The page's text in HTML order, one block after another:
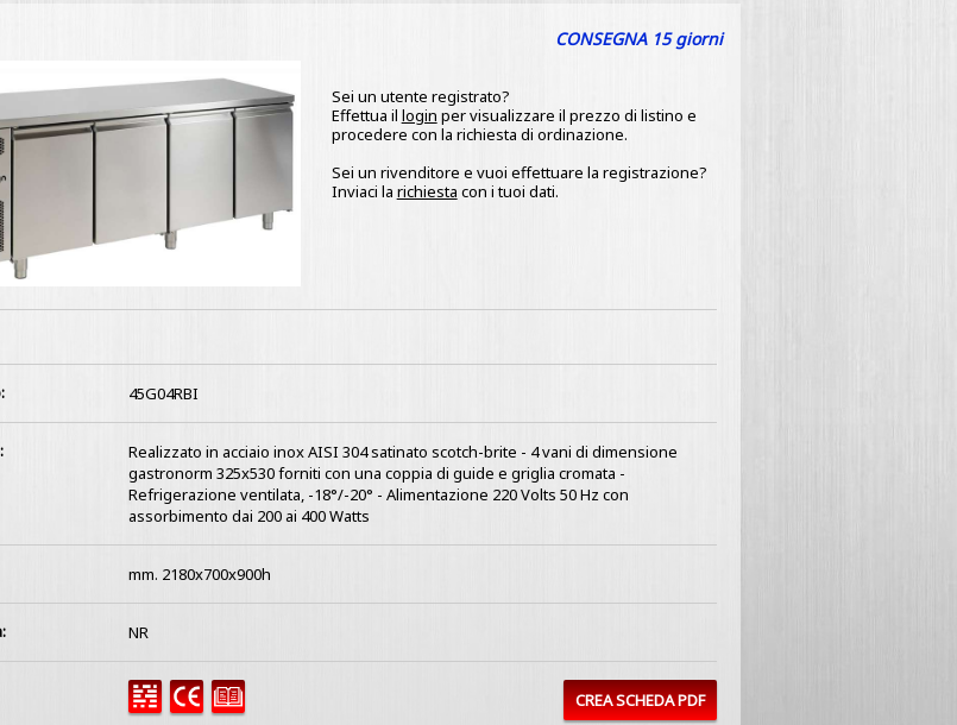
Sei un utente registrato?
Effettua il login per visualizzare il prezzo di listino e
procedere con la richiesta di ordinazione.
Sei un rivenditore e vuoi effettuare la registrazione?
Inviaci la richiesta con i tuoi dati.
CONSEGNA 15 giorni
45G04RBI
Realizzato in acciaio inox AISI 304 satinato scotch-brite - 4 vani di dimensione
gastronorm 325x530 forniti con una coppia di guide e griglia cromata -
Refrigerazione ventilata, -18°/-20° - Alimentazione 220 Volts 50 Hz con
assorbimento dai 200 ai 400 Watts
mm. 2180x700x900h
NR
CREA SCHEDA PDF